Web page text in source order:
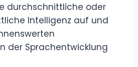
durchschnittliche oder
Intelligenz auf und
der Sprachentwicklung